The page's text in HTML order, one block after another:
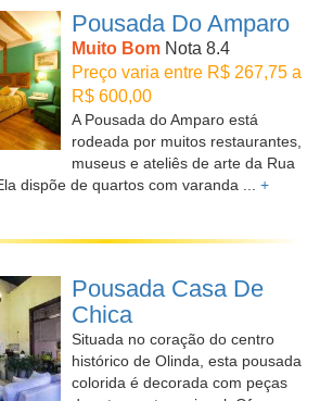
Pousada Do Amparo
Muito Bom Nota 8.4
Preço varia entre R$ 267,75 a
R$ 600,00
A Pousada do Amparo está
rodeada por muitos restaurantes,
museus e ateliês de arte da Rua
dispõe de quartos com varanda ... +
Pousada Casa De
Chica
Situada no coração do centro
histórico de Olinda, esta pousada
colorida é decorada com peças